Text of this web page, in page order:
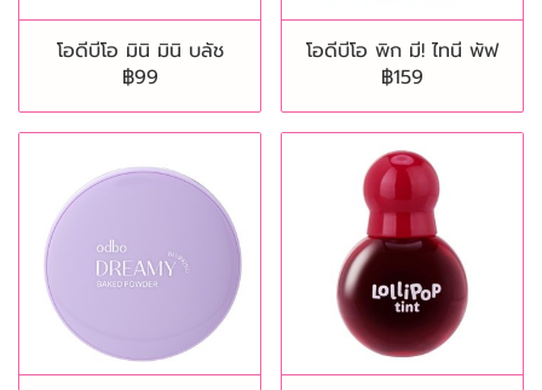
โอดีบีโอ มินิ มินิ บลัช
฿99
โอดีบีโอ พิก มี! ไทนี พัฟ
฿159